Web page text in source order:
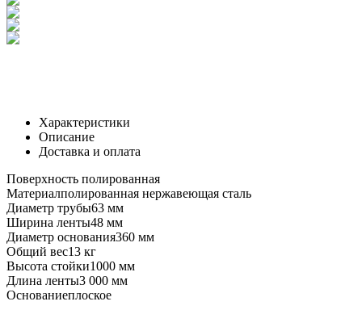
Характеристики
Описание
Доставка и оплата
Поверхность полированная
Материалполированная нержавеющая сталь
Диаметр трубы63 мм
Ширина ленты48 мм
Диаметр основания360 мм
Общий вес13 кг
Высота стойки1000 мм
Длина ленты3 000 мм
Основаниеплоское